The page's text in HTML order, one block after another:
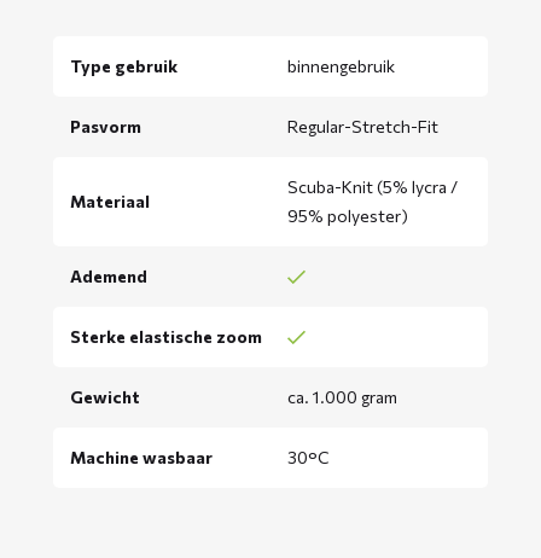
Type gebruik binnengebruik
Pasvorm Regular-Stretch-Fit
Materiaal
Scuba-Knit (5% lycra /
95% polyester)
Ademend
Sterke elastische zoom
Gewicht ca. 1.000 gram
Machine wasbaar 30°C